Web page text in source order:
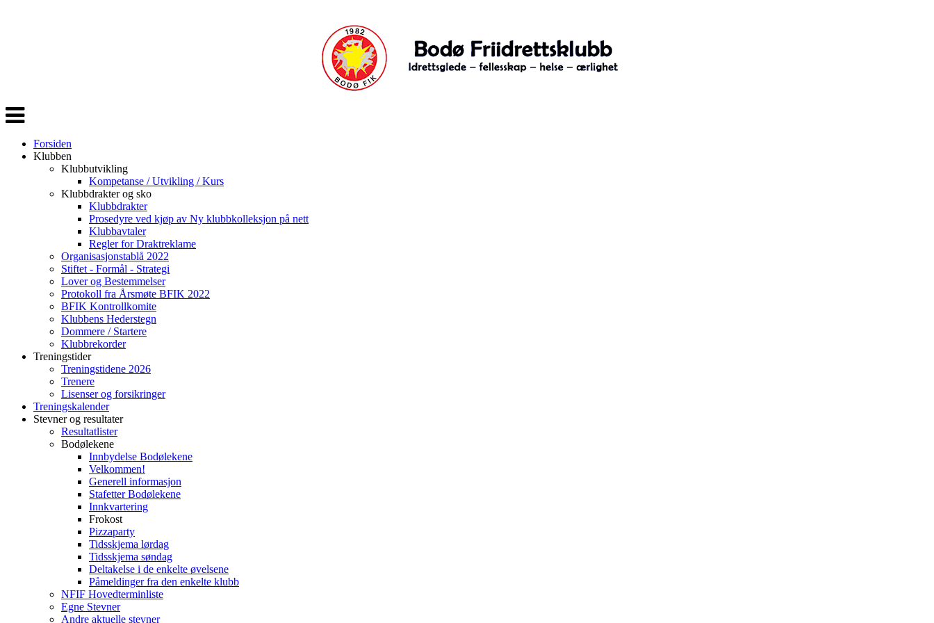
Veksle
navigasjon
Forsiden
Klubben
Klubbutvikling
Kompetanse / Utvikling / Kurs
Klubbdrakter og sko
Klubbdrakter
Prosedyre ved kjøp av Ny klubbkolleksjon på nett
Klubbavtaler
Regler for Draktreklame
Organisasjonstablå 2022
Stiftet - Formål - Strategi
Lover og Bestemmelser
Protokoll fra Årsmøte BFIK 2022
BFIK Kontrollkomite
Klubbens Hederstegn
Dommere / Startere
Klubbrekorder
Treningstider
Treningstidene 2026
Trenere
Lisenser og forsikringer
Treningskalender
Stevner og resultater
Resultatlister
Bodølekene
Innbydelse Bodølekene
Velkommen!
Generell informasjon
Stafetter Bodølekene
Innkvartering
Frokost
Pizzaparty
Tidsskjema lørdag
Tidsskjema søndag
Deltakelse i de enkelte øvelsene
Påmeldinger fra den enkelte klubb
NFIF Hovedterminliste
Egne Stevner
Andre aktuelle stevner